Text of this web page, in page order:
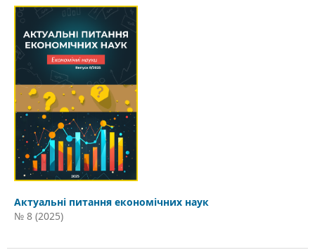
Актуальні питання економічних наук
№ 8 (2025)